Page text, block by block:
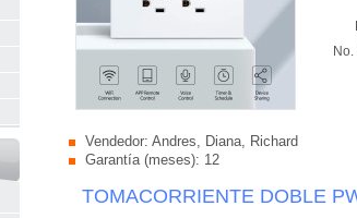
Vendedor: Andres, Diana, Richard
Garantía (meses): 12
TOMACORRIENTE DOBLE